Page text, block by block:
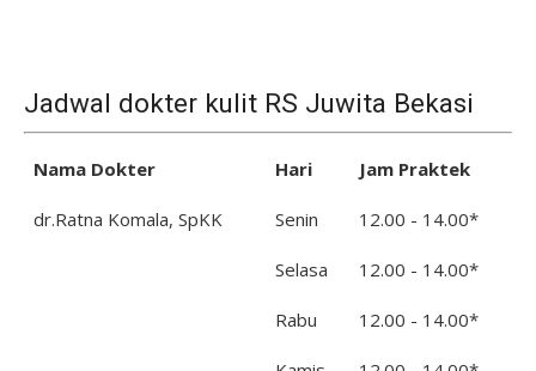
Jadwal dokter kulit RS Juwita Bekasi
Nama Dokter Hari Jam Praktek
dr.Ratna Komala, SpKK Senin 12.00 - 14.00*
Selasa 12.00 - 14.00*
Rabu 12.00 - 14.00*